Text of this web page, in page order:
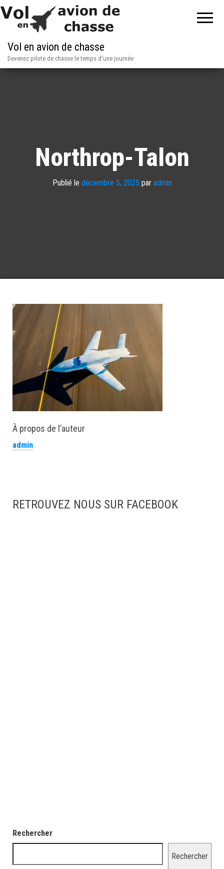
Vol en avion de chasse
Devenez pilote de chasse le temps d'une journée
Northrop-Talon
Publié le décembre 5, 2025 par admin
À propos de l’auteur
admin
RETROUVEZ NOUS SUR FACEBOOK
Rechercher
Rechercher